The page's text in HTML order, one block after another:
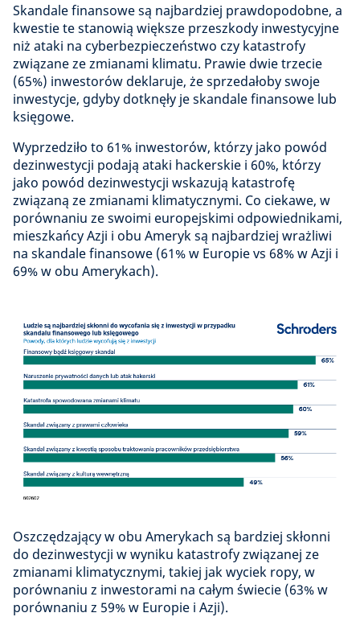
Skandale finansowe są najbardziej prawdopodobne, a
kwestie te stanowią większe przeszkody inwestycyjne
niż ataki na cyberbezpieczeństwo czy katastrofy
związane ze zmianami klimatu. Prawie dwie trzecie
(65%) inwestorów deklaruje, że sprzedałoby swoje
inwestycje, gdyby dotknęły je skandale finansowe lub
księgowe.
Wyprzedziło to 61% inwestorów, którzy jako powód
dezinwestycji podają ataki hackerskie i 60%, którzy
jako powód dezinwestycji wskazują katastrofę
związaną ze zmianami klimatycznymi. Co ciekawe, w
porównaniu ze swoimi europejskimi odpowiednikami,
mieszkańcy Azji i obu Ameryk są najbardziej wrażliwi
na skandale finansowe (61% w Europie vs 68% w Azji i
69% w obu Amerykach).
Oszczędzający w obu Amerykach są bardziej skłonni
do dezinwestycji w wyniku katastrofy związanej ze
zmianami klimatycznymi, takiej jak wyciek ropy, w
porównaniu z inwestorami na całym świecie (63% w
porównaniu z 59% w Europie i Azji).